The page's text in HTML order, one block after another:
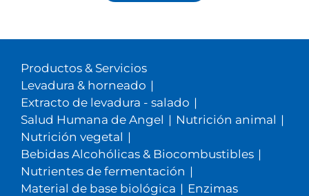
Productos & Servicios
Levadura & horneado |
Extracto de levadura - salado |
Salud Humana de Angel | Nutrición animal |
Nutrición vegetal |
Bebidas Alcohólicas & Biocombustibles |
Nutrientes de fermentación |
Material de base biológica | Enzimas